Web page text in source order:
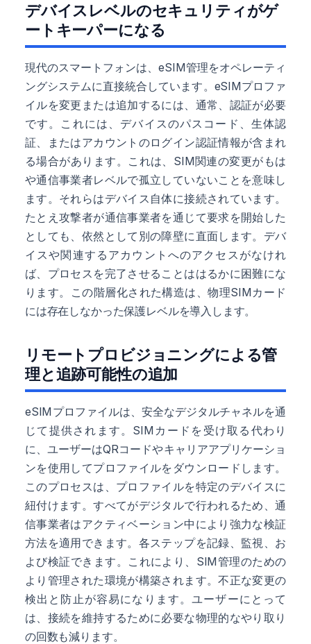
デバイスレベルのセキュリティがゲ
ートキーパーになる
現代のスマートフォンは、eSIM管理をオペレーティ
ングシステムに直接統合しています。eSIMプロファ
イルを変更または追加するには、通常、認証が必要
です。これには、デバイスのパスコード、生体認
証、またはアカウントのログイン認証情報が含まれ
る場合があります。これは、SIM関連の変更がもは
や通信事業者レベルで孤立していないことを意味し
ます。それらはデバイス自体に接続されています。
たとえ攻撃者が通信事業者を通じて要求を開始した
としても、依然として別の障壁に直面します。デバ
イスや関連するアカウントへのアクセスがなけれ
ば、プロセスを完了させることははるかに困難にな
ります。この階層化された構造は、物理SIMカード
には存在しなかった保護レベルを導入します。
リモートプロビジョニングによる管
理と追跡可能性の追加
eSIMプロファイルは、安全なデジタルチャネルを通
じて提供されます。SIMカードを受け取る代わり
に、ユーザーはQRコードやキャリアアプリケーショ
ンを使用してプロファイルをダウンロードします。
このプロセスは、プロファイルを特定のデバイスに
紐付けます。すべてがデジタルで行われるため、通
信事業者はアクティベーション中により強力な検証
方法を適用できます。各ステップを記録、監視、お
よび検証できます。これにより、SIM管理のための
より管理された環境が構築されます。不正な変更の
検出と防止が容易になります。ユーザーにとって
は、接続を維持するために必要な物理的なやり取り
の回数も減ります。